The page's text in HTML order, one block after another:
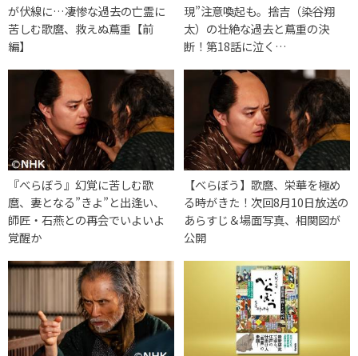
が伏線に…凄惨な過去の亡霊に
苦しむ歌麿、救えぬ蔦重【前
編】
現”注意喚起も。捨吉（染谷翔
太）の壮絶な過去と蔦重の決
断！第18話に泣く…
『べらぼう』幻覚に苦しむ歌
麿、妻となる”きよ”と出逢い、
師匠・石燕との再会でいよいよ
覚醒か
【べらぼう】歌麿、栄華を極め
る時がきた！次回8月10日放送の
あらすじ＆場面写真、相関図が
公開